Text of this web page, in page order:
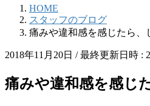
HOME
スタッフのブログ
痛みや違和感を感じたら、
2018年11月20日 / 最終更新日時 :
痛みや違和感を感じ